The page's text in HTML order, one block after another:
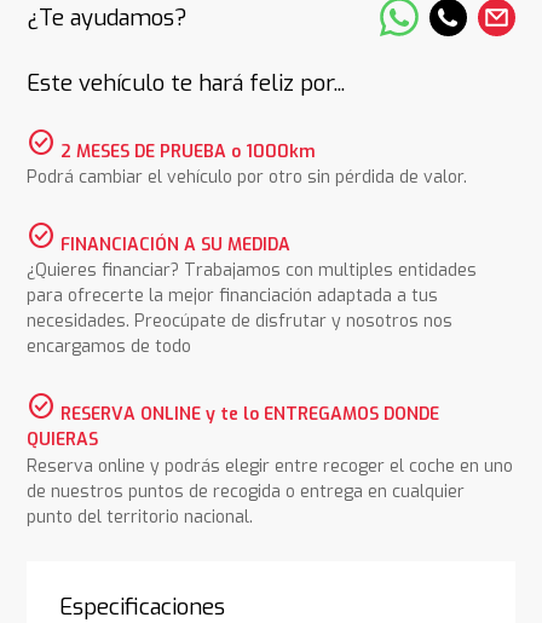
¿Te ayudamos?
Este vehículo te hará feliz por...
check_circle 2 MESES DE PRUEBA o 1000km
Podrá cambiar el vehículo por otro sin pérdida de valor.
check_circle FINANCIACIÓN A SU MEDIDA
¿Quieres financiar? Trabajamos con multiples entidades
para ofrecerte la mejor financiación adaptada a tus
necesidades. Preocúpate de disfrutar y nosotros nos
encargamos de todo
check_circle RESERVA ONLINE y te lo ENTREGAMOS DONDE
QUIERAS
Reserva online y podrás elegir entre recoger el coche en uno
de nuestros puntos de recogida o entrega en cualquier
punto del territorio nacional.
Especificaciones